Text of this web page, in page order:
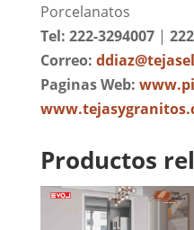
Porcelanatos
Tel: 222-3294007|
Correo:
Paginas Web:
Productos